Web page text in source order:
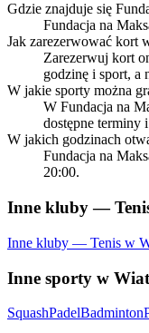
Gdzie znajduje się
Fundacja na
Jak zarezerwować kort
Zarezerwuj kort
godzinę i sport, a
W jakie sporty można
W Fundacja na
dostępne terminy
W jakich godzinach
Fundacja na
20:00.
Inne kluby —
Inne kluby — Tenis w
Inne sporty w
SquashPadelBadminton